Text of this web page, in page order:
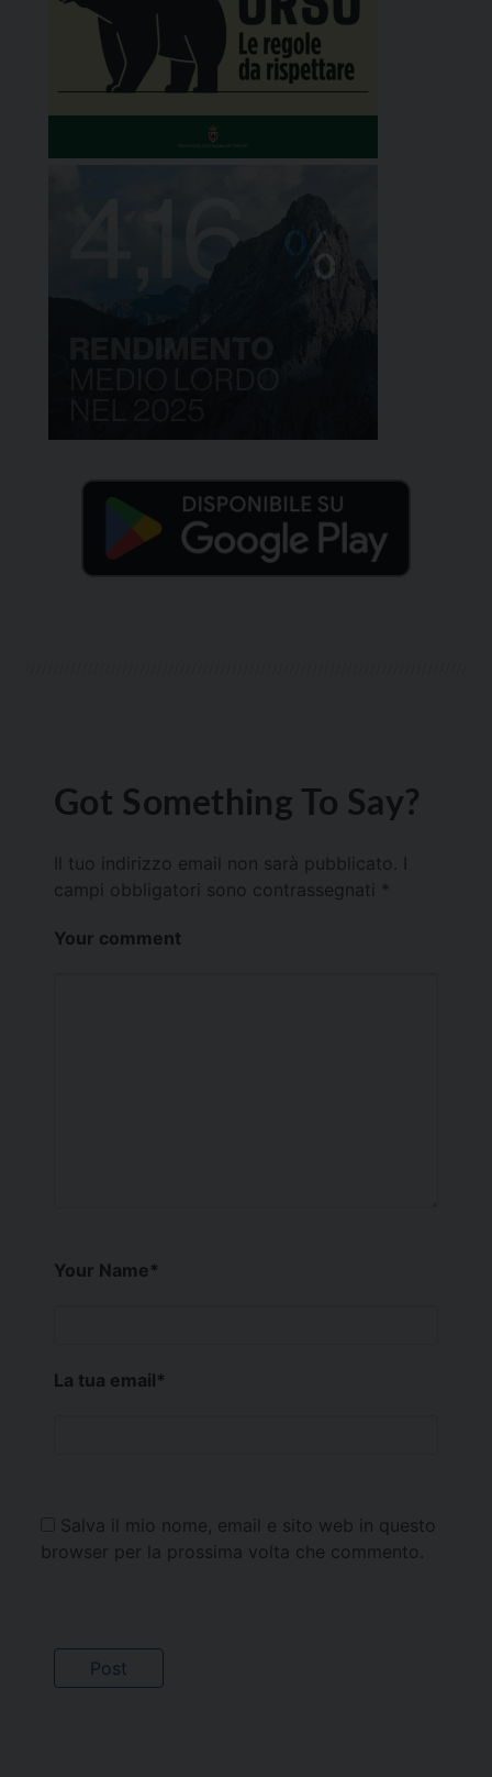
Got Something To Say?
Il tuo indirizzo email non sarà pubblicato.
campi obbligatori sono contrassegnati *
Your comment
Your Name*
La tua email*
Salva il mio nome, email e sito web in questo
browser per la prossima volta che commento.